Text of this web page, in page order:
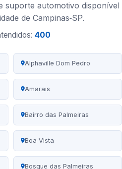
suporte automotivo disponível
de Campinas‑SP.
400
Alphaville Dom Pedro
Amarais
Bairro das Palmeiras
Boa Vista
Bosque das Palmeiras